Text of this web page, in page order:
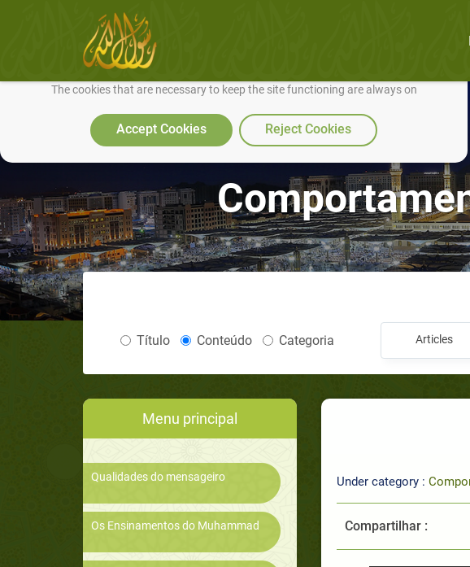
We use cookies to make our site work well for you and so we can continually improve it.
The cookies that are necessary to keep the site functioning are always on
Accept Cookies Reject Cookies
Título Conteúdo Categoria Articles
Menu principal
Qualidades do mensageiro
Os Ensinamentos do Muhammad
Under category :
Compartilhar :